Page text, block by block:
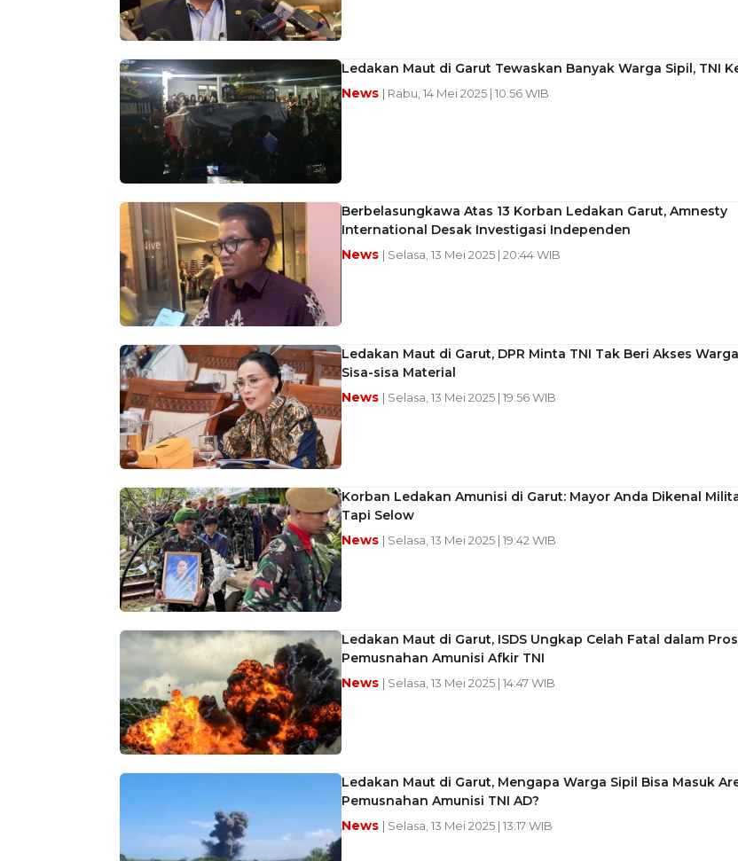
Ledakan Maut di Garut Tewaskan Banyak Warga Sipil, TNI
News | Rabu, 14 Mei 2025 | 10:56 WIB
Berbelasungkawa Atas 13 Korban Ledakan Garut, Amnesty
International Desak Investigasi Independen
News | Selasa, 13 Mei 2025 | 20:44 WIB
Ledakan Maut di Garut, DPR Minta TNI Tak Beri Akses
Sisa-sisa Material
News | Selasa, 13 Mei 2025 | 19:56 WIB
Korban Ledakan Amunisi di Garut: Mayor Anda Dikenal
Tapi Selow
News | Selasa, 13 Mei 2025 | 19:42 WIB
Ledakan Maut di Garut, ISDS Ungkap Celah Fatal dalam
Pemusnahan Amunisi Afkir TNI
News | Selasa, 13 Mei 2025 | 14:47 WIB
Ledakan Maut di Garut, Mengapa Warga Sipil Bisa Masuk
Pemusnahan Amunisi TNI AD?
News | Selasa, 13 Mei 2025 | 13:17 WIB